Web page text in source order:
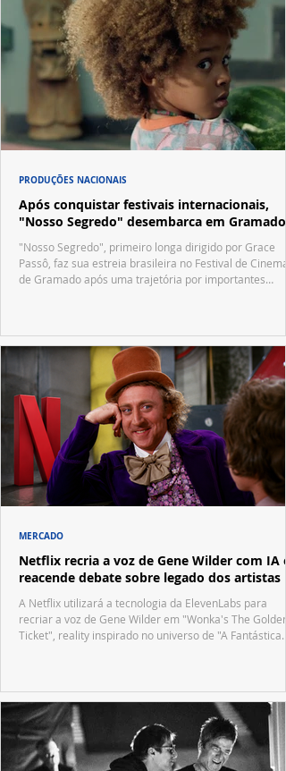
Após conquistar festivais internacionais,
"Nosso Segredo" desembarca em Gramado
"Nosso Segredo", primeiro longa dirigido por Grace
Passô, faz sua estreia brasileira no Festival de Cinema
de Gramado após uma trajetória por importantes
PRODUÇÕES NACIONAIS
Netflix recria a voz de Gene Wilder com IA e
reacende debate sobre legado dos artistas
A Netflix utilizará a tecnologia da ElevenLabs para
recriar a voz de Gene Wilder em "Wonka's The Golden
Ticket", reality inspirado no universo de "A Fantástica
MERCADO